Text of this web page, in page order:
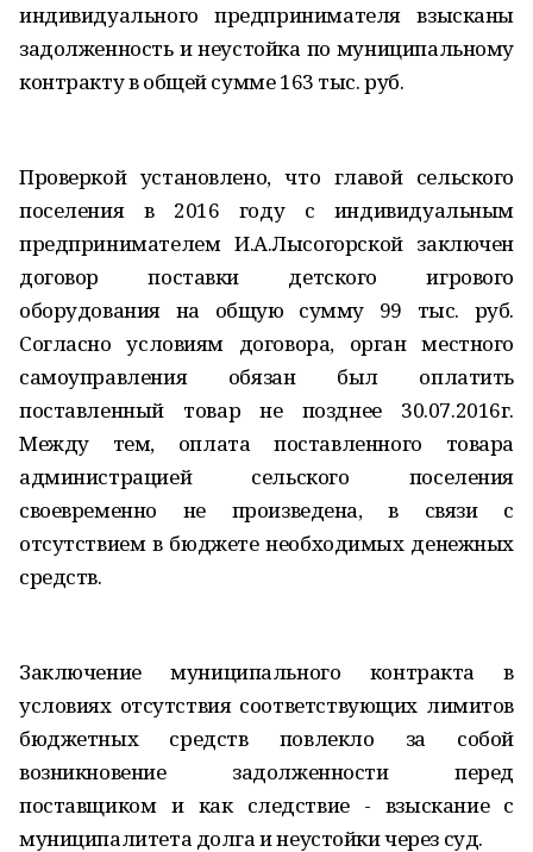
индивидуального предпринимателя взысканы
задолженность и неустойка по муниципальному
контракту в общей сумме 163 тыс. руб.
Проверкой установлено, что главой сельского
поселения в 2016 году с индивидуальным
предпринимателем И.А.Лысогорской заключен
договор поставки детского игрового
оборудования на общую сумму 99 тыс. руб.
Согласно условиям договора, орган местного
самоуправления обязан был оплатить
поставленный товар не позднее 30.07.2016г.
Между тем, оплата поставленного товара
администрацией сельского поселения
своевременно не произведена, в связи с
отсутствием в бюджете необходимых денежных
средств.
Заключение муниципального контракта в
условиях отсутствия соответствующих лимитов
бюджетных средств повлекло за собой
возникновение задолженности перед
поставщиком и как следствие - взыскание с
муниципалитета долга и неустойки через суд.